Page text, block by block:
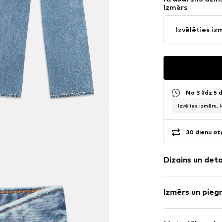
Izmērs
Izvēlēties
No 3 līdz 5
Izvēlies izmēru,
30 dienu
Dizains un
Džinss
Viegls
Bārkstis/pušķi
Izmērs un